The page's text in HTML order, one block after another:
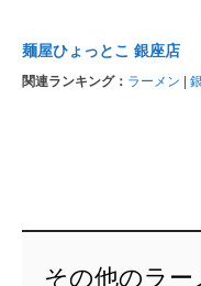
麺屋ひょっとこ 銀座店
関連ランキング： ラーメン |
その他のラー